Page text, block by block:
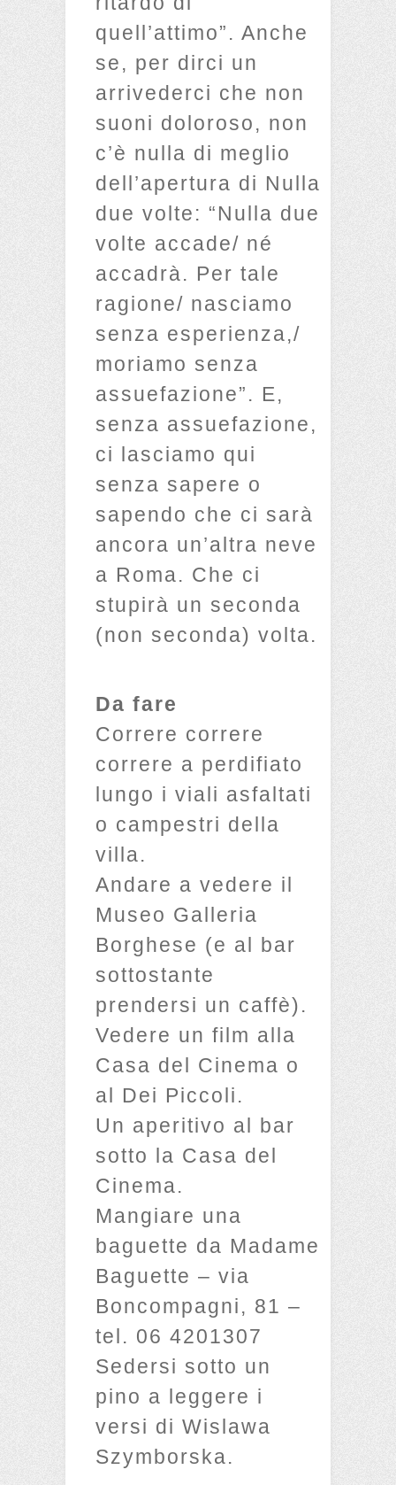
quell’attimo”. Anche
se, per dirci un
arrivederci che non
suoni doloroso, non
c’è nulla di meglio
dell’apertura di Nulla
due volte: “Nulla due
volte accade/ né
accadrà. Per tale
ragione/ nasciamo
senza esperienza,/
moriamo senza
assuefazione”. E,
senza assuefazione,
ci lasciamo qui
senza sapere o
sapendo che ci sarà
ancora un’altra neve
a Roma. Che ci
stupirà un seconda
(non seconda) volta.
Da fare
Correre correre
correre a perdifiato
lungo i viali asfaltati
o campestri della
villa.
Andare a vedere il
Museo Galleria
Borghese (e al bar
sottostante
prendersi un caffè).
Vedere un film alla
Casa del Cinema o
al Dei Piccoli.
Un aperitivo al bar
sotto la Casa del
Cinema.
Mangiare una
baguette da Madame
Baguette – via
Boncompagni, 81 –
tel. 06 4201307
Sedersi sotto un
pino a leggere i
versi di Wislawa
Szymborska.